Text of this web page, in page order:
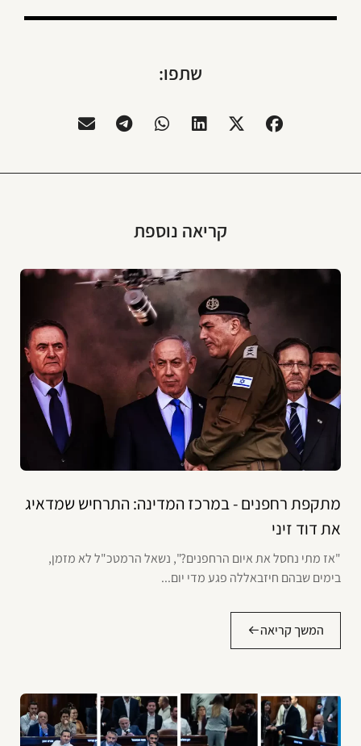
שתפו:
קריאה נוספת
מתקפת רחפנים - במרכז המדינה: התרחיש שמדאיג
את דוד זיני
"אז מתי נחסל את איום הרחפנים?", נשאל הרמטכ"ל לא מזמן,
בימים שבהם חיזבאללה פגע מדי יום...
המשך קריאה